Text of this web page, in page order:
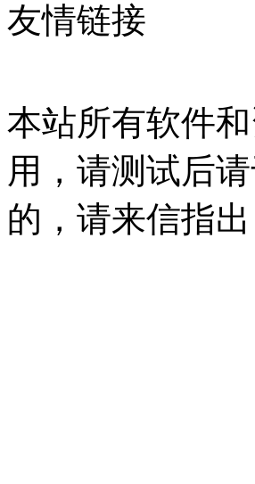
友情链接
本站所有软件
用，请测试后
的，请来信指